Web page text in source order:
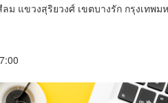
แขวงสุริยวงศ์ เขตบางรัก กรุงเทพม